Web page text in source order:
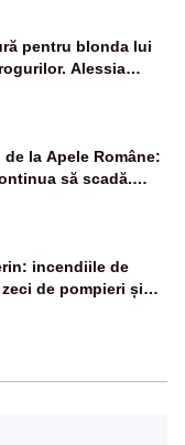
pentru blonda lui
Alessia
magistraților
la Apele Române:
să scadă.
închide în 4 zile
incendiile de
de pompieri și
flăcările - VIDEO